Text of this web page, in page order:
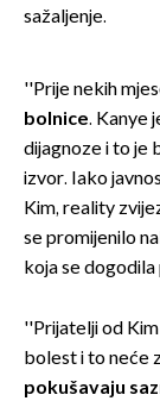
sažaljenje.
''Prije nekih
bolnice. Kanye
dijagnoze i to je
izvor. Iako
Kim, reality
se promijenilo
koja se
''Prijatelji od
bolest i to neće
pokušavaju